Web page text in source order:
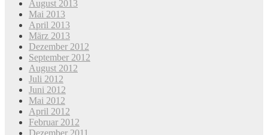
August 2013
Mai 2013
April 2013
März 2013
Dezember 2012
September 2012
August 2012
Juli 2012
Juni 2012
Mai 2012
April 2012
Februar 2012
Dezember 2011